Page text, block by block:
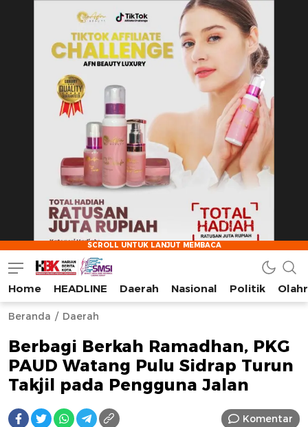
HarianBeritaKota
Mengabarkan Setiap Detil, Sudut, dan Cerita Kota
Home HEADLINE Daerah Nasional Politik
Beranda Daerah
Berbagi Berkah Ramadhan, PKG
PAUD Watang Pulu Sidrap Turun
Takjil pada Pengguna Jalan
Komentar